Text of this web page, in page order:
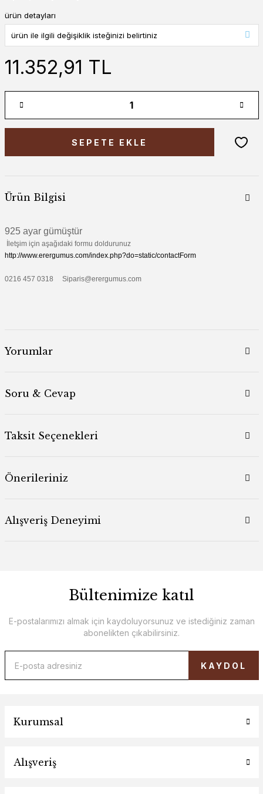
ürün detayları
11.352,91 TL
SEPETE EKLE
Ürün Bilgisi
925 ayar gümüştür
İletşim için aşağıdaki formu doldurunuz
http://www.erergumus.com/index.php?do=static/contactForm
0216 457 0318 Siparis@erergumus.com
Yorumlar
Soru & Cevap
Taksit Seçenekleri
Önerileriniz
Alışveriş Deneyimi
Bültenimize katıl
E-postalarımızı almak için kaydoluyorsunuz ve istediğiniz zaman
abonelikten çıkabilirsiniz.
KAYDOL
Kurumsal
Alışveriş